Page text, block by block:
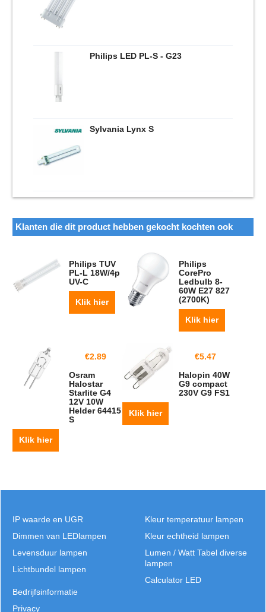
Philips LED PL-S - G23
Sylvania Lynx S
Klanten die dit product hebben gekocht kochten ook
Philips TUV
PL-L 18W/4p
UV-C
Klik hier
Philips
CorePro
Ledbulb 8-
60W E27 827
(2700K)
Klik hier
€2.89
Osram
Halostar
Starlite G4
12V 10W
Helder 64415
S
Klik hier
€5.47
Halopin 40W
G9 compact
230V G9 FS1
Klik hier
Kleur temperatuur lampen
Kleur echtheid lampen
Lumen / Watt Tabel diverse
lampen
Calculator LED
IP waarde en UGR
Dimmen van LEDlampen
Levensduur lampen
Lichtbundel lampen
Bedrijfsinformatie
Privacy